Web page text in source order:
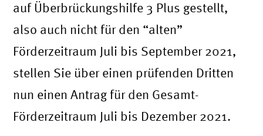
auf Überbrückungshilfe 3 Plus gestellt,
also auch nicht für den “alten”
Förderzeitraum Juli bis September 2021,
stellen Sie über einen prüfenden Dritten
nun einen Antrag für den Gesamt-
Förderzeitraum Juli bis Dezember 2021.